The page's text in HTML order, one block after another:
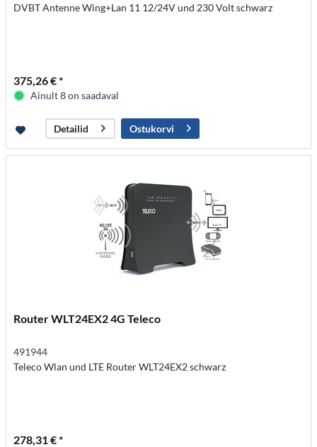
DVBT Antenne Wing+Lan 11 12/24V und 230 Volt schwarz
375,26 € *
Ainult 8 on saadaval
Detailid Ostukorvi
Router WLT24EX2 4G Teleco
491944
Teleco Wlan und LTE Router WLT24EX2 schwarz
278,31 € *